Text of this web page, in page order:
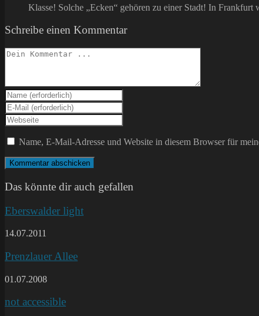
Klasse! Solche „Ecken“ gehören zu einer Stadt! In
Schreibe einen Kommentar
Kommentieren
Gib
deinen
Namen
oder
Benutzernamen
zum
Kommentieren
ein
Gib
deine
E-
Mail-
Adresse
zum
Kommentieren
Gib
deine
Website-
ein
(optional)
Name, E-Mail-Adresse und Website in diesem Browser für
Das könnte dir auch gefallen
Eberswalder light
14.07.2011
Prenzlauer Allee
01.07.2008
not accessible